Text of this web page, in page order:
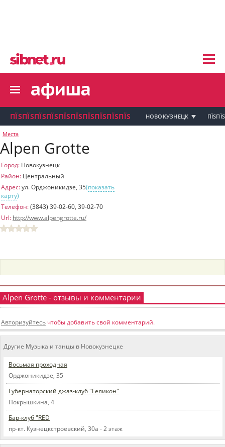
пїЅпїЅпїЅпїЅпїЅпїЅпїЅпїЅ
пїЅпїЅпїЅпїЅпїЅпїЅпїЅ
пїЅпїЅпїЅпїЅпїЅ
пїЅпїЅпїЅ пїЅпїЅпїЅпїЅпїЅпїЅпїЅ
пїЅпїЅпїЅ пїЅпїЅпїЅпїЅпїЅпїЅпїЅ
пїЅпїЅпїЅпїЅпїЅпїЅпїЅпїЅпїЅпїЅпїЅ
пїЅпїЅпїЅ
пїЅпїЅпїЅпїЅпїЅпїЅпїЅпїЅпїЅ
пїЅпїЅпїЅ пїЅпїЅпїЅпїЅпїЅпїЅ
пїЅпїЅпїЅпїЅпїЅ
пїЅпїЅпїЅпїЅпїЅпїЅпїЅпїЅпїЅпїЅ
пїЅпїЅпїЅ пїЅпїЅпїЅпїЅпїЅпїЅпїЅ
пїЅпїЅпїЅ пїЅпїЅпїЅпїЅпїЅпїЅпїЅ
пїЅпїЅпїЅ
пїЅпїЅпїЅ
пїЅпїЅпїЅ пїЅпїЅпїЅпїЅпїЅ
пїЅпїЅпїЅ пїЅпїЅпїЅпїЅпїЅпїЅ
пїЅпїЅпїЅпїЅпїЅ
ПЇЅПЇЅПЇЅПЇЅПЇЅПЇЅПЇЅПЇЅПЇЅПЇЅ НОВОКУЗНЕЦК
Места
Alpen Grotte
Город: Новокузнецк
Район: Центральный
Адрес:ул. Орджоникидзе, 35(показать
карту)
Телефон:(3843) 39-02-60, 39-02-70
Url: http://www.alpengrotte.ru/
Alpen Grotte - отзывы и комментарии
Авторизуйтесь чтобы добавить свой комментарий.
Другие Музыка и танцы в Новокузнецке
Восьмая проходная
Орджоникидзе, 35
Губернаторский джаз-клуб "Геликон"
Покрышкина, 4
Бар-клуб "RED
пр-кт. Кузнецкстроевский, 30а - 2 этаж